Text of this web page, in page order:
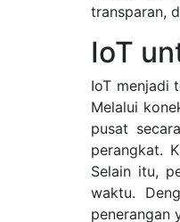
transparan,
IoT
IoT menjadi
Melalui
pusat
perangkat.
Selain itu,
waktu.
penerangan